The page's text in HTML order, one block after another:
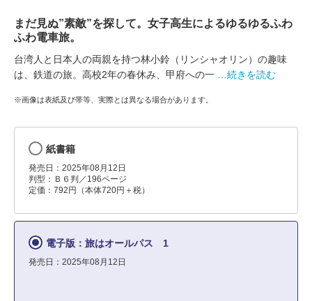
まだ見ぬ”素敵”を探して。女子高生によるゆるゆるふわ
ふわ電車旅。
台湾人と日本人の両親を持つ林小鈴（リンシャオリン）の趣味
は、鉄道の旅。高校2年の春休み、甲府への一
…続きを読む
※画像は表紙及び帯等、実際とは異なる場合があります。
紙書籍
発売日：2025年08月12日
判型：Ｂ６判／196ページ
定価：792円（本体720円＋税）
電子版：旅はオールパス 1
発売日：2025年08月12日